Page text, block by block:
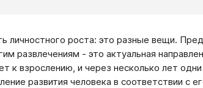
личностного роста: это разные вещи.
развлечениям - это актуальная
к взрослению, и через несколько лет
развития человека в соответствии с